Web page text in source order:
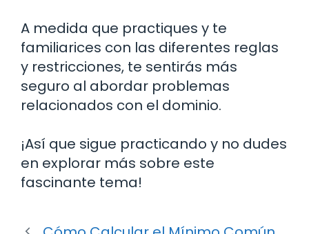
A medida que practiques y te
familiarices con las diferentes reglas
y restricciones, te sentirás más
seguro al abordar problemas
relacionados con el dominio.
¡Así que sigue practicando y no dudes
en explorar más sobre este
fascinante tema!